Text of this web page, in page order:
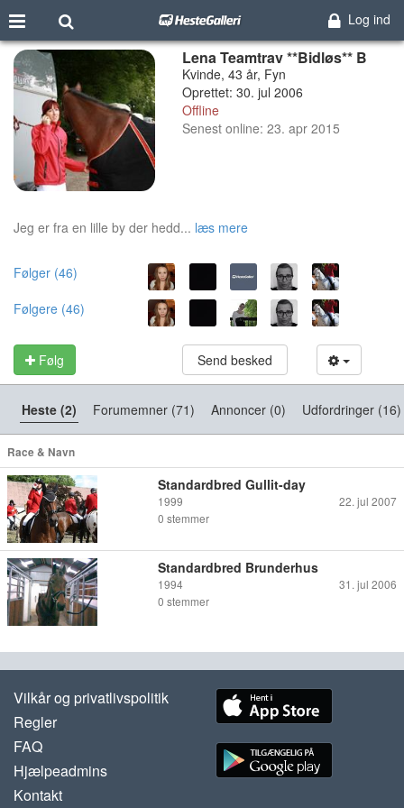
Log ind
Lena Teamtrav **Bidløs** B
Kvinde, 43 år, Fyn
Oprettet: 30. jul 2006
Offline
Senest online: 23. apr 2015
Jeg er fra en lille by der hedd... læs mere
Følger (46)
Følgere (46)
Følg Send besked
Heste (2) Forumemner (71) Annoncer (0) Udfordringer (16)
Race & Navn
Standardbred Gullit-day
1999
22. jul 2007
0 stemmer
Standardbred Brunderhus
1994
31. jul 2006
0 stemmer
Vilkår og privatlivspolitik
Regler
FAQ
Hjælpeadmins
Kontakt